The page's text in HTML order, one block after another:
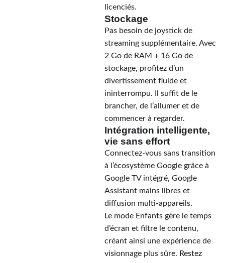
licenciés.
Stockage
Pas besoin de joystick de
streaming supplémentaire. Avec
2 Go de RAM + 16 Go de
stockage, profitez d’un
divertissement fluide et
ininterrompu. Il suffit de le
brancher, de l’allumer et de
commencer à regarder.
Intégration intelligente,
vie sans effort
Connectez-vous sans transition
à l’écosystème Google grâce à
Google TV intégré, Google
Assistant mains libres et
diffusion multi-appareils.
Le mode Enfants gère le temps
d’écran et filtre le contenu,
créant ainsi une expérience de
visionnage plus sûre. Restez